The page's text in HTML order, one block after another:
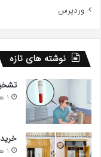
وردپرس
نوشته های تازه
1 هفته پیش
1 هفته پیش